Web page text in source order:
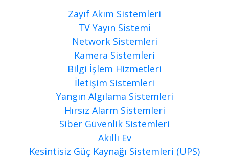
Zayıf Akım Sistemleri
TV Yayın Sistemi
Network Sistemleri
Kamera Sistemleri
Bilgi İşlem Hizmetleri
İletişim Sistemleri
Yangın Algılama Sistemleri
Hırsız Alarm Sistemleri
Siber Güvenlik Sistemleri
Akıllı Ev
Kesintisiz Güç Kaynağı Sistemleri (UPS)